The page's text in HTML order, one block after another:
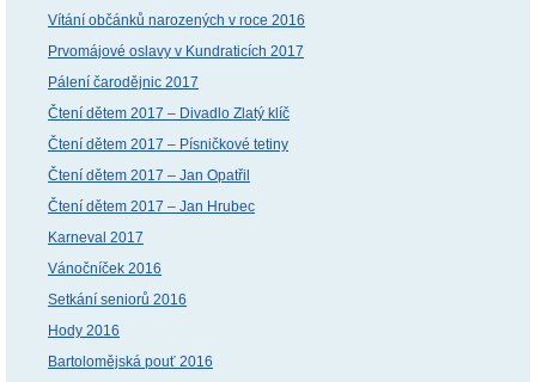
Vítání občánků narozených v roce 2016
Prvomájové oslavy v Kundraticích 2017
Pálení čarodějnic 2017
Čtení dětem 2017 – Divadlo Zlatý klíč
Čtení dětem 2017 – Písničkové tetiny
Čtení dětem 2017 – Jan Opatřil
Čtení dětem 2017 – Jan Hrubec
Karneval 2017
Vánočníček 2016
Setkání seniorů 2016
Hody 2016
Bartolomějská pouť 2016